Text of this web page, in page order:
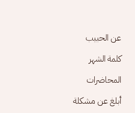
Footer menu
عن الحبيب
كلمة الشهر
المحاضرات
أبلغ عن مشكلة